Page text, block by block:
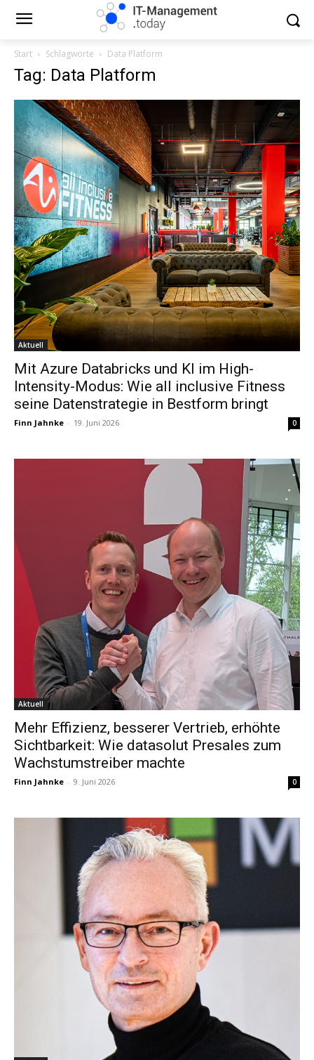
Start Schlagworte Data Platform
Tag: Data Platform
Aktuell
Mit Azure Databricks und KI im High-
Intensity-Modus: Wie all inclusive Fitness
seine Datenstrategie in Bestform bringt
Finn Jahnke - 19. Juni 2026 0
Aktuell
Mehr Effizienz, besserer Vertrieb, erhöhte
Sichtbarkeit: Wie datasolut Presales zum
Wachstumstreiber machte
Finn Jahnke - 9. Juni 2026 0